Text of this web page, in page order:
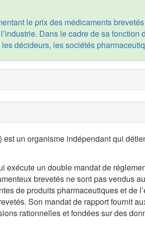
le prix des médicaments
Dans le cadre de sa fonction
décideurs, les sociétés
un organisme indépendant qui
exécute un double mandat de
brevetés ne sont pas vendus
de produits pharmaceutiques et de
Son mandat de rapport fournit
rationnelles et fondées sur des